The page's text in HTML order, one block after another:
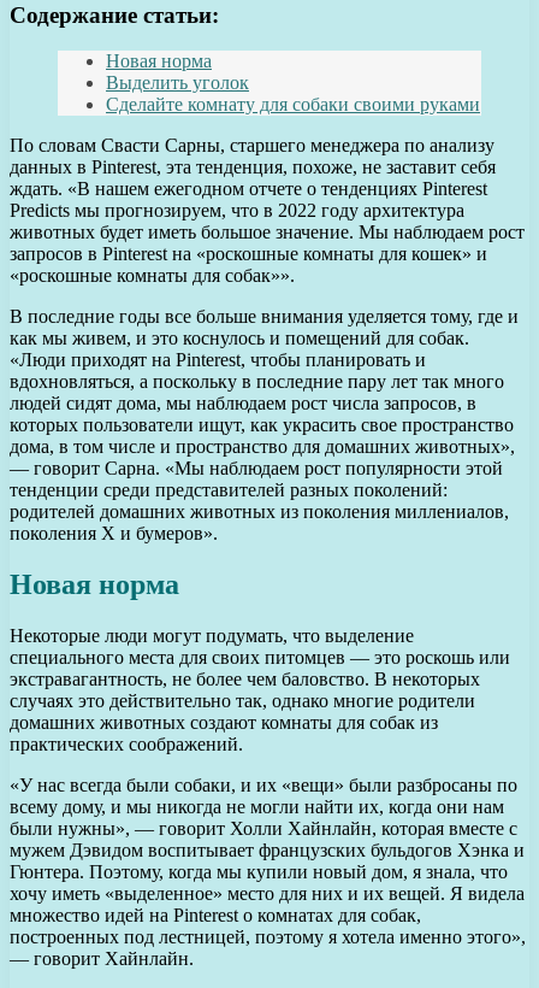
Содержание статьи:
Новая норма
Выделить уголок
Сделайте комнату для собаки своими руками
По словам Свасти Сарны, старшего менеджера по анализу
данных в Pinterest, эта тенденция, похоже, не заставит себя
ждать. «В нашем ежегодном отчете о тенденциях Pinterest
Predicts мы прогнозируем, что в 2022 году архитектура
животных будет иметь большое значение. Мы наблюдаем рост
запросов в Pinterest на «роскошные комнаты для кошек» и
«роскошные комнаты для собак»».
В последние годы все больше внимания уделяется тому, где и
как мы живем, и это коснулось и помещений для собак.
«Люди приходят на Pinterest, чтобы планировать и
вдохновляться, а поскольку в последние пару лет так много
людей сидят дома, мы наблюдаем рост числа запросов, в
которых пользователи ищут, как украсить свое пространство
дома, в том числе и пространство для домашних животных»,
— говорит Сарна. «Мы наблюдаем рост популярности этой
тенденции среди представителей разных поколений:
родителей домашних животных из поколения миллениалов,
поколения X и бумеров».
Новая норма
Некоторые люди могут подумать, что выделение
специального места для своих питомцев — это роскошь или
экстравагантность, не более чем баловство. В некоторых
случаях это действительно так, однако многие родители
домашних животных создают комнаты для собак из
практических соображений.
«У нас всегда были собаки, и их «вещи» были разбросаны по
всему дому, и мы никогда не могли найти их, когда они нам
были нужны», — говорит Холли Хайнлайн, которая вместе с
мужем Дэвидом воспитывает французских бульдогов Хэнка и
Гюнтера. Поэтому, когда мы купили новый дом, я знала, что
хочу иметь «выделенное» место для них и их вещей. Я видела
множество идей на Pinterest о комнатах для собак,
построенных под лестницей, поэтому я хотела именно этого»,
— говорит Хайнлайн.